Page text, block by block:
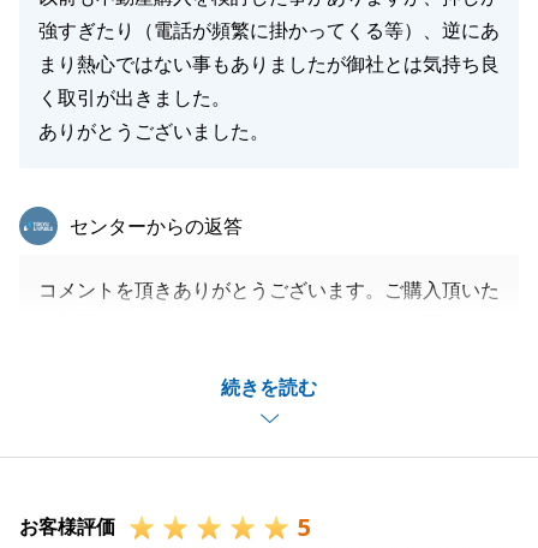
強すぎたり（電話が頻繁に掛かってくる等）、逆にあ
まり熱心ではない事もありましたが御社とは気持ち良
く取引が出きました。
ありがとうございました。
続きを読む
東急リバブル
センターからの返答
コメントを頂きありがとうございます。ご購入頂いた
初めてお会いしてから、お部屋をお決め頂くまで短い
期間でしたが、不動産のお話に限らず色々とお話をさ
せて頂いたことが、今回選んで頂いたお部屋との出会
お近くでございますので、お困りごと・相談事がござ
お客様評価 5